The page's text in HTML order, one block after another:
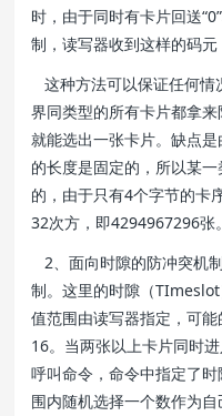
时，由于同时有卡片回送
制，读写器收到这样的码元
这种方法可以保证任何情
界同类型的所有卡片都拿
就能选出一张卡片。缺点
的长度是固定的，所以某
的，由于只有4个字节的卡
32次方，即4294967296张。
2、面向时隙的防冲突机
制。这里的时隙（
值范围由读写器指定，可
16。当两张以上卡片同时
呼叫命令，命令中指定了
围内随机选择一个数作为